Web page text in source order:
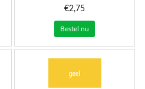
€2,75
Bestel nu